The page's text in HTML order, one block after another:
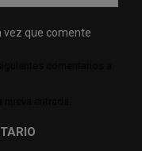
web:
vez que comente